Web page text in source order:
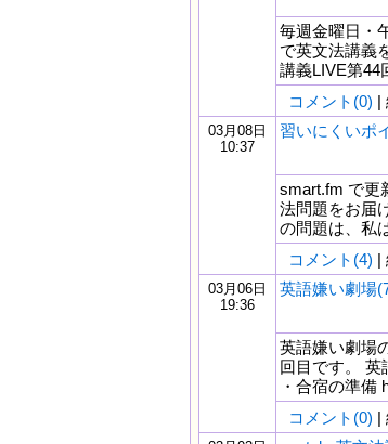
毎週金曜日・
で英文法講義
講義LIVE第44
コメント(0) |
03月08日
10:37
習いにくいポ
smart.fm で更
法問題をお届
の問題は、私
コメント(4) |
03月06日
19:36
英語嫌い劇場
英語嫌い劇場
回目です。 英
・合宿の準備
コメント(0) |